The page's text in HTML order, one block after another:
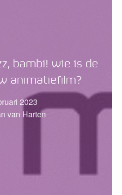
bambi! wie is de
animatiefilm?
2023
van Harten